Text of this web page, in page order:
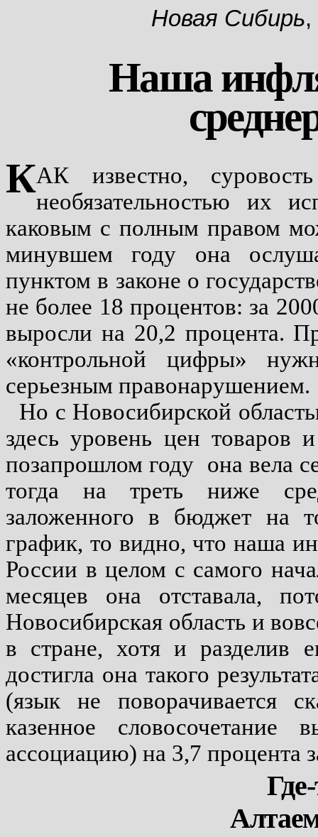
Новая Сибирь
Наша
КАК известно,
необязательностью их
каковым с полным правом
минувшем году она
пунктом в законе о
не более 18 процентов: за
выросли на 20,2 процента.
«контрольной цифры»
серьезным правонарушением.
Но с Новосибирской
здесь уровень цен
позапрошлом году она вела
тогда на треть ниже
заложенного в бюджет на
график, то видно, что наша
России в целом с самого
месяцев она отставала,
Новосибирская область и
в стране, хотя и разделив
достигла она такого
(язык не поворачивается
казенное словосочетание
ассоциацию) на 3,7 процента